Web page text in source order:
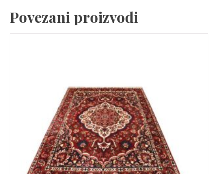
Povezani proizvodi